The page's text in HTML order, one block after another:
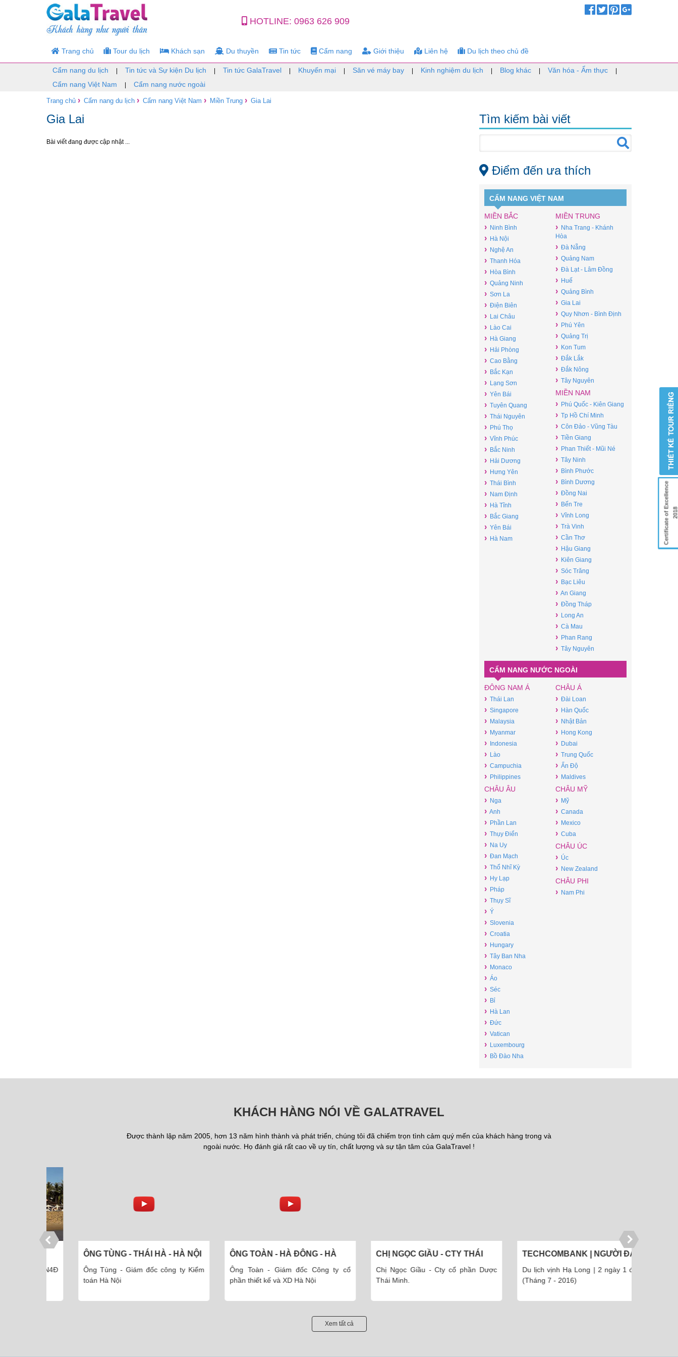
HOTLINE: 0963 626 909
Trang chủ Tour du lịch Khách sạn Du thuyền Tin tức Cẩm nang Giới thiệu Liên hệ Du lịch theo chủ đề
Cẩm nang du lịch Tin tức và Sự kiện Du lịch Tin tức GalaTravel Khuyến mại Săn vé máy bay Kinh nghiệm du lịch Blog khác Văn hóa - Ẩm thực
Cẩm nang Việt Nam Cẩm nang nước ngoài
Trang chủ › Cẩm nang du lịch › Cẩm nang Việt Nam › Miền Trung › Gia Lai
Gia Lai
Bài viết đang được cập nhật ...
Tìm kiếm bài viết
Điểm đến ưa thích
CẨM NANG VIỆT NAM
MIỀN BẮC
› Ninh Bình
› Hà Nội
› Nghệ An
› Thanh Hóa
› Hòa Bình
› Quảng Ninh
› Sơn La
› Điện Biên
› Lai Châu
› Lào Cai
› Hà Giang
› Hải Phòng
› Cao Bằng
› Bắc Kạn
› Lạng Sơn
› Yên Bái
› Tuyên Quang
› Thái Nguyên
› Phú Thọ
› Vĩnh Phúc
› Bắc Ninh
› Hải Dương
› Hưng Yên
› Thái Bình
› Nam Định
› Hà Tĩnh
› Bắc Giang
› Yên Bái
› Hà Nam
MIỀN TRUNG
› Nha Trang - Khánh
Hòa
› Đà Nẵng
› Quảng Nam
› Đà Lạt - Lâm Đồng
› Huế
› Quảng Bình
› Gia Lai
› Quy Nhơn - Bình Định
› Phú Yên
› Quảng Trị
› Kon Tum
› Đắk Lắk
› Đắk Nông
› Tây Nguyên
MIỀN NAM
› Phú Quốc - Kiên Giang
› Tp Hồ Chí Minh
› Côn Đảo - Vũng Tàu
› Tiền Giang
› Phan Thiết - Mũi Né
› Tây Ninh
› Bình Phước
› Bình Dương
› Đồng Nai
› Bến Tre
› Vĩnh Long
› Trà Vinh
› Cần Thơ
› Hậu Giang
› Kiên Giang
› Sóc Trăng
› Bạc Liêu
› An Giang
› Đồng Tháp
› Long An
› Cà Mau
› Phan Rang
› Tây Nguyên
CẨM NANG NƯỚC NGOÀI
ĐÔNG NAM Á
› Thái Lan
› Singapore
› Malaysia
› Myanmar
› Indonesia
› Lào
› Campuchia
› Philippines
CHÂU Á
› Đài Loan
› Hàn Quốc
› Nhật Bản
› Hong Kong
› Dubai
› Trung Quốc
› Ấn Độ
› Maldives
CHÂU ÂU
› Nga
› Anh
› Phần Lan
› Thụy Điển
› Na Uy
› Đan Mạch
› Thổ Nhĩ Kỳ
› Hy Lạp
› Pháp
› Thụy Sĩ
› Ý
› Slovenia
› Croatia
› Hungary
› Tây Ban Nha
› Monaco
› Áo
› Séc
› Bỉ
› Hà Lan
› Đức
› Vatican
› Luxembourg
› Bồ Đào Nha
CHÂU MỸ
› Mỹ
› Canada
› Mexico
› Cuba
CHÂU ÚC
› Úc
› New Zealand
CHÂU PHI
› Nam Phi
KHÁCH HÀNG NÓI VỀ GALATRAVEL
Được thành lập năm 2005, hơn 13 năm hình thành và phát triển, chúng tôi đã chiếm trọn tình cảm quý mến của khách hàng trong và
ngoài nước. Họ đánh giá rất cao về uy tín, chất lượng và sự tận tâm của GalaTravel !
ÔNG TÙNG - THÁI HÀ - HÀ NỘI
Ông Tùng - Giám đốc công ty Kiểm
toán Hà Nội
ÔNG TOÀN - HÀ ĐÔNG - HÀ
Ông Toàn - Giám đốc Công ty cổ
phần thiết kế và XD Hà Nội
CHỊ NGỌC GIẦU - CTY THÁI
Chị Ngọc Giầu - Cty cổ phần Dược
Thái Minh.
TECHCOMBANK | NGƯỜI ĐẠI
Du lịch vịnh Hạ Long | 2 ngày 1 đêm
(Tháng 7 - 2016)
Xem tất cả
Certificate of Excellence 2018